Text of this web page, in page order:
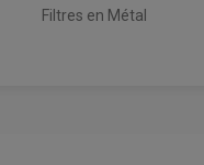
Filtres en Métal